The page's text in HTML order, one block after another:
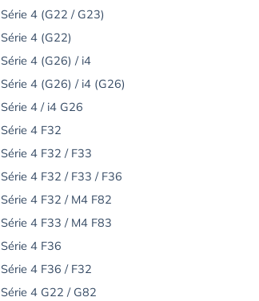
Série 4 (G22 / G23)
Série 4 (G22)
Série 4 (G26) / i4
Série 4 (G26) / i4 (G26)
Série 4 / i4 G26
Série 4 F32
Série 4 F32 / F33
Série 4 F32 / F33 / F36
Série 4 F32 / M4 F82
Série 4 F33 / M4 F83
Série 4 F36
Série 4 F36 / F32
Série 4 G22 / G82